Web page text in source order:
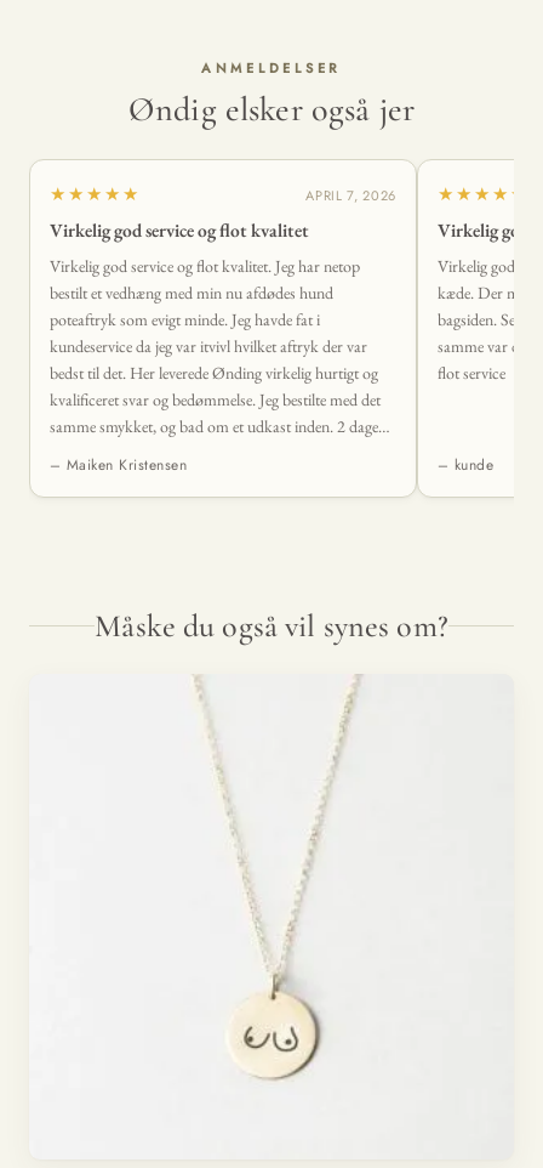
ANMELDELSER
Øndig elsker også jer
★★★★★ APRIL 7, 2026
Virkelig god service og flot kvalitet
Virkelig god service og flot kvalitet. Jeg har netop
bestilt et vedhæng med min nu afdødes hund
poteaftryk som evigt minde. Jeg havde fat i
kundeservice da jeg var itvivl hvilket aftryk der var
bedst til det. Her leverede Ønding virkelig hurtigt og
kvalificeret svar og bedømmelse. Jeg bestilte med det
samme smykket, og bad om et udkast inden. 2 dage
– Maiken Kristensen
★★★★★
Virkelig god
Virkelig god
kæde. Der
bagsiden.
samme var der
flot service
– kunde
Måske du også vil synes om?